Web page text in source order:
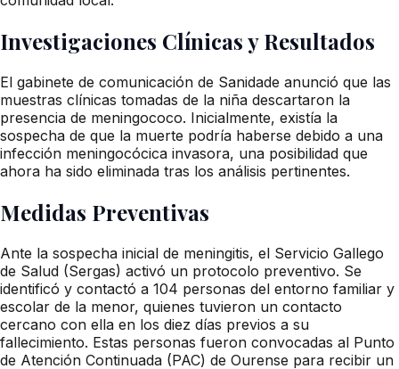
Investigaciones Clínicas y Resultados
El gabinete de comunicación de Sanidade anunció que las
muestras clínicas tomadas de la niña descartaron la
presencia de meningococo. Inicialmente, existía la
sospecha de que la muerte podría haberse debido a una
infección meningocócica invasora, una posibilidad que
ahora ha sido eliminada tras los análisis pertinentes.
Medidas Preventivas
Ante la sospecha inicial de meningitis, el Servicio Gallego
de Salud (Sergas) activó un protocolo preventivo. Se
identificó y contactó a 104 personas del entorno familiar y
escolar de la menor, quienes tuvieron un contacto
cercano con ella en los diez días previos a su
fallecimiento. Estas personas fueron convocadas al Punto
de Atención Continuada (PAC) de Ourense para recibir un